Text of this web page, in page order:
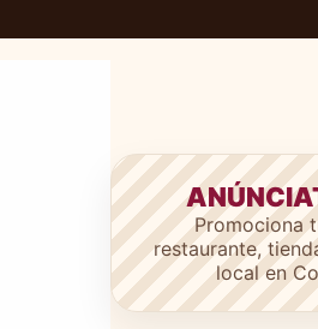
Promociona
restaurante,
local en